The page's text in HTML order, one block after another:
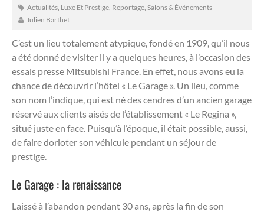
Actualités Luxe Et Prestige Reportage Salons & Événements
Julien Barthet
C’est un lieu totalement atypique, fondé en 1909, qu’il nous
a été donné de visiter il y a quelques heures, à l’occasion des
essais presse Mitsubishi France. En effet, nous avons eu la
chance de découvrir l’hôtel « Le Garage ». Un lieu, comme
son nom l’indique, qui est né des cendres d’un ancien garage
réservé aux clients aisés de l’établissement « Le Regina »,
situé juste en face. Puisqu’à l’époque, il était possible, aussi,
de faire dorloter son véhicule pendant un séjour de
prestige.
Le Garage : la renaissance
Laissé à l’abandon pendant 30 ans, après la fin de son